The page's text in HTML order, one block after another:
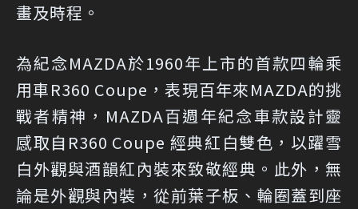
畫及時程。
為紀念MAZDA於1960年上市的首款四輪乘
用車R360 Coupe，表現百年來MAZDA的挑
戰者精神，MAZDA百週年紀念車款設計靈
感取自R360 Coupe 經典紅白雙色，以躍雪
白外觀與酒韻紅內裝來致敬經典。此外，無
論是外觀與內裝，從前葉子板、輪圈蓋到座